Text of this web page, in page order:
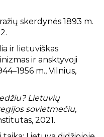
skerdynės 1893 m.
ir lietuviškas
ir ansktyvoji
m., Vilnius,
Lietuvių
sovietmečiu,
2021.